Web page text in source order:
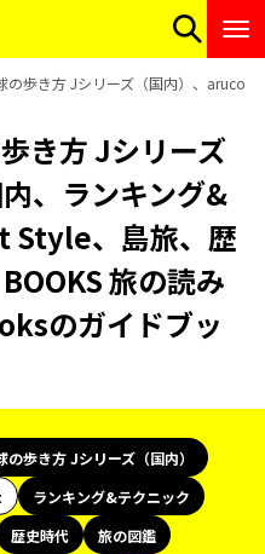
の歩き方 Jシリーズ（国内）、aruco
き方 Jシリーズ
、ランキング&
Style、島旅、歴
旅の読み
のガイドブッ
の歩き方 Jシリーズ（国内）
ランキング&テクニック
歴史時代
旅の図鑑